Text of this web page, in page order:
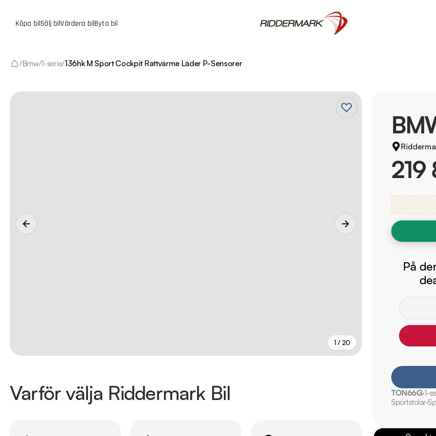
Köpa bilSälj bilVärdera bilByta bil
/Bmw/1-serie/136hk M Sport Cockpit Rattvärme Läder P-Sensorer
1 / 20
Varför välja Riddermark Bil
På
TON66G1-
Sportstolar